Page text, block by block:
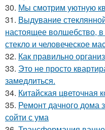
30. Мы смотрим уютную
31. Выдувание
настоящее волшебство, в
стекло и человеческое
32. Как правильно
33. Это не просто
замедлиться.
34. Китайская цветочная
35. Ремонт дачного дома
сойти с ума